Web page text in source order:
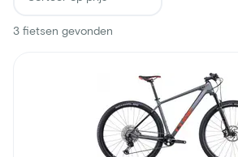
3 fietsen gevonden